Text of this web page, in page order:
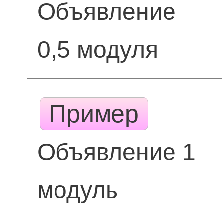
Объявление
0,5 модуля
Пример
Объявление 1
модуль